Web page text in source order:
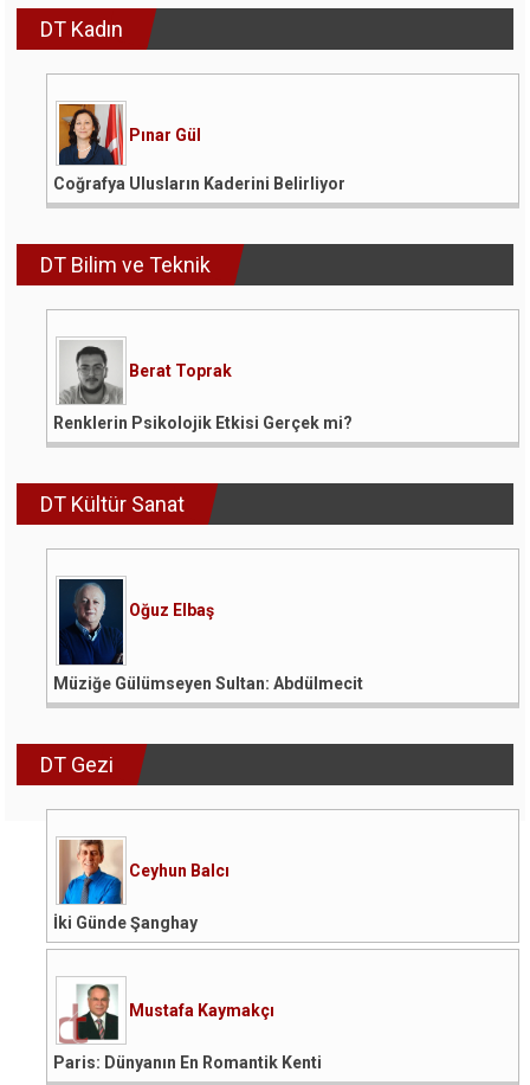
DT Kadın
Pınar Gül
Coğrafya Ulusların Kaderini Belirliyor
DT Bilim ve Teknik
Berat Toprak
Renklerin Psikolojik Etkisi Gerçek mi?
DT Kültür Sanat
Oğuz Elbaş
Müziğe Gülümseyen Sultan: Abdülmecit
DT Gezi
Ceyhun Balcı
İki Günde Şanghay
Mustafa Kaymakçı
Paris: Dünyanın En Romantik Kenti